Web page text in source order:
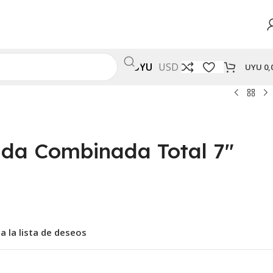
UYU USD UYU
Combinada Total 7″
la lista de deseos